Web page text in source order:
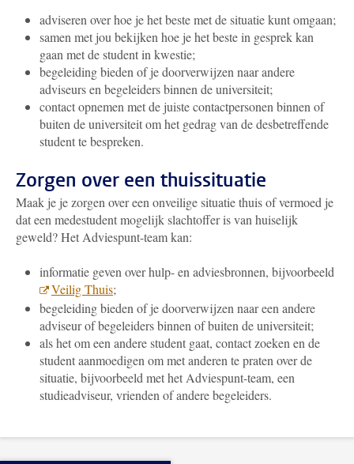
adviseren over hoe je het beste met de situatie kunt omgaan;
samen met jou bekijken hoe je het beste in gesprek kan
gaan met de student in kwestie;
begeleiding bieden of je doorverwijzen naar andere
adviseurs en begeleiders binnen de universiteit;
contact opnemen met de juiste contactpersonen binnen of
buiten de universiteit om het gedrag van de desbetreffende
student te bespreken.
Zorgen over een thuissituatie
Maak je je zorgen over een onveilige situatie thuis of vermoed je
dat een medestudent mogelijk slachtoffer is van huiselijk
geweld? Het Adviespunt-team kan:
informatie geven over hulp- en adviesbronnen, bijvoorbeeld
Veilig Thuis;
begeleiding bieden of je doorverwijzen naar een andere
adviseur of begeleiders binnen of buiten de universiteit;
als het om een andere student gaat, contact zoeken en de
student aanmoedigen om met anderen te praten over de
situatie, bijvoorbeeld met het Adviespunt-team, een
studieadviseur, vrienden of andere begeleiders.